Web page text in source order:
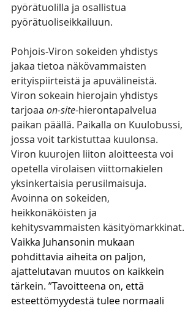
pyörätuolilla ja osallistua
pyörätuoliseikkailuun.
Pohjois-Viron sokeiden yhdistys
jakaa tietoa näkövammaisten
erityispiirteistä ja apuvälineistä.
Viron sokeain hierojain yhdistys
tarjoaa on-site-hierontapalvelua
paikan päällä. Paikalla on Kuulobussi,
jossa voit tarkistuttaa kuulonsa.
Viron kuurojen liiton aloitteesta voi
opetella virolaisen viittomakielen
yksinkertaisia perusilmaisuja.
Avoinna on sokeiden,
heikkonäköisten ja
kehitysvammaisten käsityömarkkinat.
Vaikka Juhansonin mukaan
pohdittavia aiheita on paljon,
ajattelutavan muutos on kaikkein
tärkein. ”Tavoitteena on, että
esteettömyydestä tulee normaali